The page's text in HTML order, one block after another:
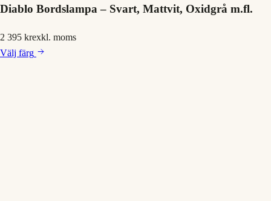
Diablo Bordslampa – Svart, Mattvit, Oxidgrå m.fl.
2 395 krexkl. moms
Välj färg